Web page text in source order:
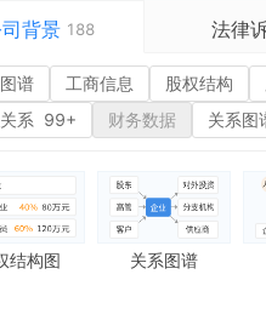
背景 188 法律
谱
息
员 3
业
司法案件
立案信息
法院公告
裁判文书
送达公告
被执行人
谱 工商信息 股权结构
系 99+ 财务数据 关系图
结构图 关系图谱